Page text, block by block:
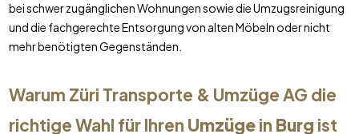
bei schwer zugänglichen Wohnungen sowie die Umzugsreinigung
und die fachgerechte Entsorgung von alten Möbeln oder nicht
mehr benötigten Gegenständen.
Warum Züri Transporte & Umzüge AG die
richtige Wahl für Ihren Umzügein Burg ist